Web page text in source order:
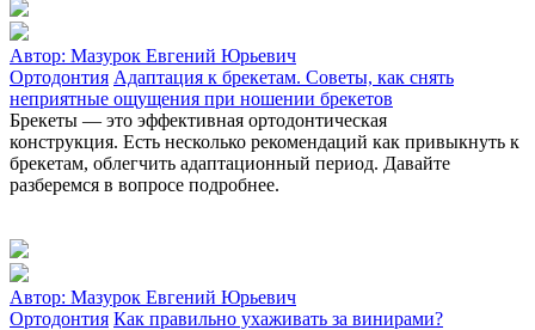
Автор: Мазурок Евгений Юрьевич
Ортодонтия Адаптация к брекетам. Советы, как снять
неприятные ощущения при ношении брекетов
Брекеты — это эффективная ортодонтическая
конструкция. Есть несколько рекомендаций как привыкнуть к
брекетам, облегчить адаптационный период. Давайте
разберемся в вопросе подробнее.
Автор: Мазурок Евгений Юрьевич
Ортодонтия Как правильно ухаживать за винирами?